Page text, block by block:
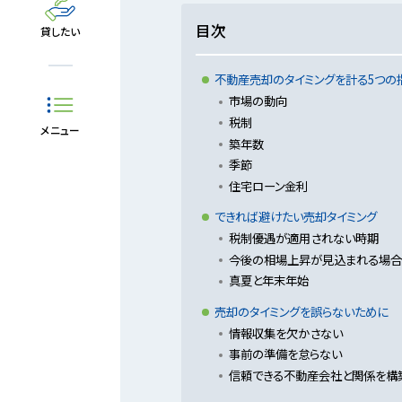
貸したい
メニュー
目次
不動産売却のタイミングを計る5つの
市場の動向
税制
築年数
季節
住宅ローン金利
できれば避けたい売却タイミング
税制優遇が適用されない時期
今後の相場上昇が見込まれる場合
真夏と年末年始
売却のタイミングを誤らないために
情報収集を欠かさない
事前の準備を怠らない
信頼できる不動産会社と関係を構